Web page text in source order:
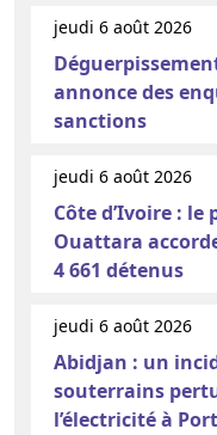
jeudi 6 août 2026
annonce des
sanctions
jeudi 6 août 2026
Côte d’Ivoire :
Ouattara
4 661 détenus
jeudi 6 août 2026
Abidjan : un
souterrains
l’électricité à